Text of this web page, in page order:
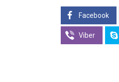
Facebook
Viber